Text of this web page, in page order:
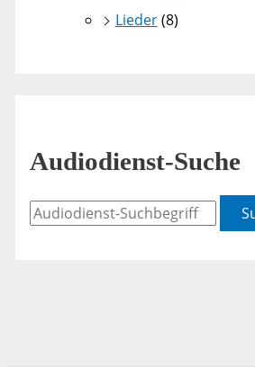
Lieder(8)
Audiodienst-Suche